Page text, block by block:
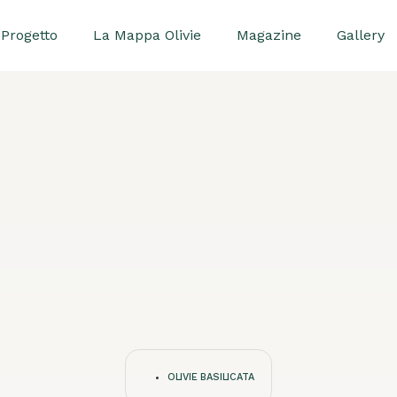
Progetto La Mappa Olivie Magazine Gallery
OLIVIE BASILICATA